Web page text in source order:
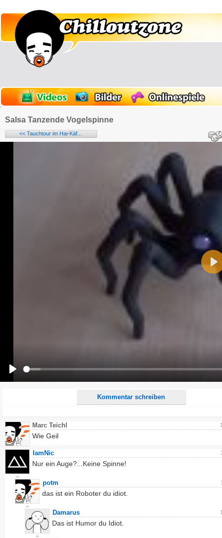
Salsa Tanzende Vogelspinne
<< Tauchtour im Hai-Käf...
Kommentar schreiben
Alle HTML-Tags außer <br>, <strike> und <i> werden aus Deinem Kommentar entfernt.
Ich möchte eine E-Mail, wenn auf dieser Seite weitere Kommentare erscheinen.
Marc Teichl
Wie Geil
IamNic
Nur ein Auge?...Keine Spinne!
potm
das ist ein Roboter du idiot.
Damarus
Das ist Humor du Idiot.